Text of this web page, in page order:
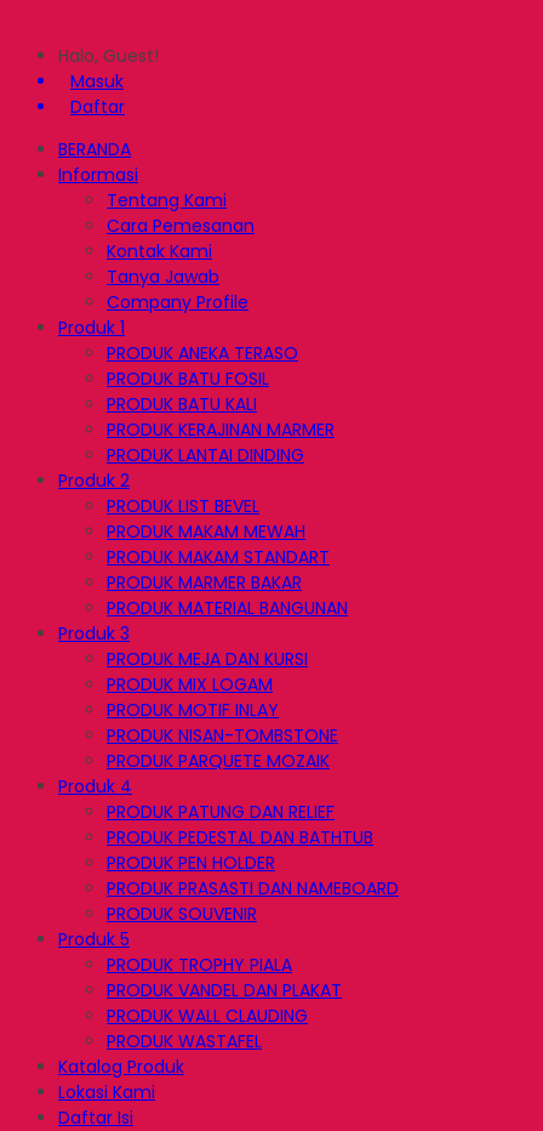
Halo, Guest!
Masuk
Daftar
BERANDA
Informasi
Tentang Kami
Cara Pemesanan
Kontak Kami
Tanya Jawab
Company Profile
Produk 1
PRODUK ANEKA TERASO
PRODUK BATU FOSIL
PRODUK BATU KALI
PRODUK KERAJINAN MARMER
PRODUK LANTAI DINDING
Produk 2
PRODUK LIST BEVEL
PRODUK MAKAM MEWAH
PRODUK MAKAM STANDART
PRODUK MARMER BAKAR
PRODUK MATERIAL BANGUNAN
Produk 3
PRODUK MEJA DAN KURSI
PRODUK MIX LOGAM
PRODUK MOTIF INLAY
PRODUK NISAN-TOMBSTONE
PRODUK PARQUETE MOZAIK
Produk 4
PRODUK PATUNG DAN RELIEF
PRODUK PEDESTAL DAN BATHTUB
PRODUK PEN HOLDER
PRODUK PRASASTI DAN NAMEBOARD
PRODUK SOUVENIR
Produk 5
PRODUK TROPHY PIALA
PRODUK VANDEL DAN PLAKAT
PRODUK WALL CLAUDING
PRODUK WASTAFEL
Katalog Produk
Lokasi Kami
Daftar Isi